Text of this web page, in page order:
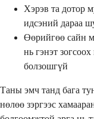
Хэрэв та дотор
идсэний дараа
Өөрийгөө сайн
нь гэнэт
болзошгүй
Таны эмч танд бага
нөлөө зэргээс